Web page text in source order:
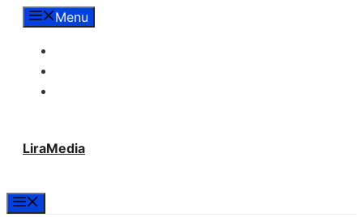
LangsungMenu
LiraMedia